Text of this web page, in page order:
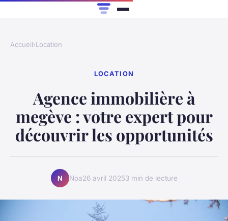
Accueil›Location
LOCATION
Agence immobilière à
megève : votre expert pour
découvrir les opportunités
N Noa26 avril 20253 min de lecture